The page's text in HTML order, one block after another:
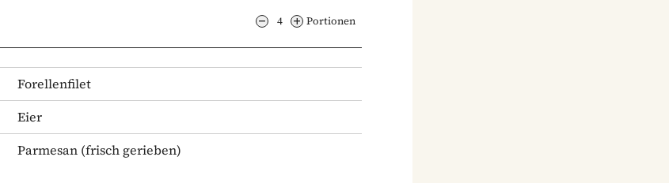
4 Portionen
Forellenfilet
Eier
Parmesan (frisch gerieben)